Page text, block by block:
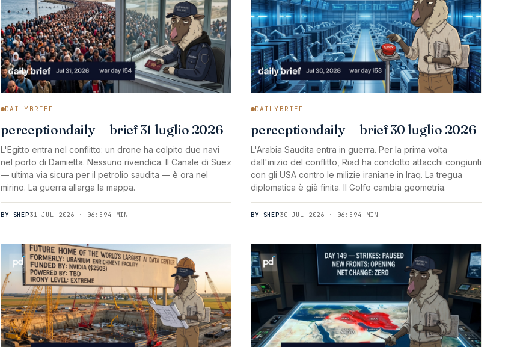
DAILYBRIEF
perceptiondaily — brief 31 luglio 2026
L'Egitto entra nel conflitto: un drone ha colpito due navi
nel porto di Damietta. Nessuno rivendica. Il Canale di Suez
— ultima via sicura per il petrolio saudita — è ora nel
mirino. La guerra allarga la mappa.
BY SHEP31 JUL 2026 · 06:594 MIN
DAILYBRIEF
perceptiondaily — brief 30 luglio 2026
L'Arabia Saudita entra in guerra. Per la prima volta
dall'inizio del conflitto, Riad ha condotto attacchi congiunti
con gli USA contro le milizie iraniane in Iraq. La tregua
diplomatica è già finita. Il Golfo cambia geometria.
BY SHEP30 JUL 2026 · 06:594 MIN